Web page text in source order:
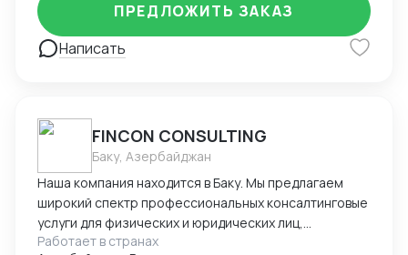
Написать
ПРЕДЛОЖИТЬ ЗАКАЗ
FINCON CONSULTING
Баку, Азербайджан
Наша компания находится в Баку. Мы предлагаем
широкий спектр профессиональных консалтинговые
услуги для физических и юридических лиц,
предпринимателей и бизнесменов на территории
Работает в странах